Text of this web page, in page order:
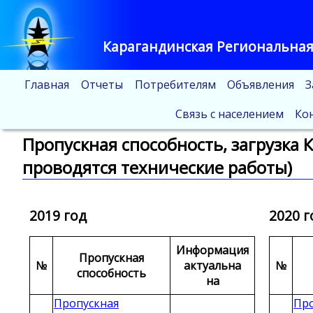
Карагандинская
Главная Отчеты Потребителям Объявления
Связь с населением
Пропускная способность, загрузка
проводятся технические работы)
2019 год
№
Пропускная
способность
Информация
актуальна
на
Пропускная
2020
№